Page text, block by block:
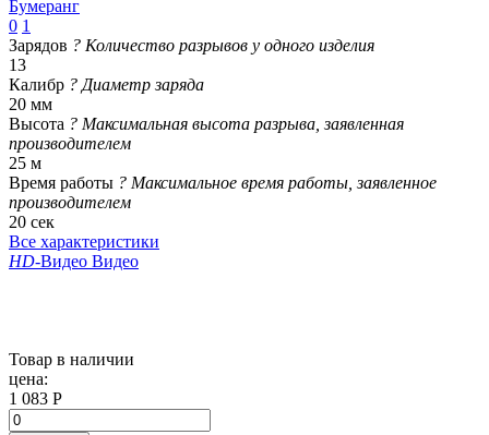
Бумеранг
0 1
Зарядов ? Количество разрывов у одного изделия
13
Калибр ? Диаметр заряда
20 мм
Высота ? Максимальная высота разрыва, заявленная
производителем
25 м
Время работы ? Максимальное время работы, заявленное
производителем
20 сек
Все характеристики
HD-Видео Видео
Товар в наличии
цена:
1 083 Р